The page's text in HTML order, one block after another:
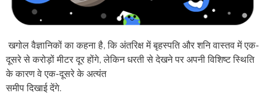
खगोल वैज्ञानिकों का कहना है, कि अंतरिक्ष में बृहस्पति और शनि वास्तव में एक-
दूसरे से करोड़ों मीटर दूर होंगे, लेकिन धरती से देखने पर अपनी विशिष्ट स्थिति
के कारण वे एक-दूसरे के अत्यंत
समीप दिखाई देंगे.